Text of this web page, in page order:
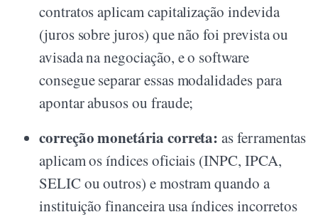
contratos aplicam capitalização indevida
(juros sobre juros) que não foi prevista ou
avisada na negociação, e o software
consegue separar essas modalidades para
apontar abusos ou fraude;
correção monetária correta: as ferramentas
aplicam os índices oficiais (INPC, IPCA,
SELIC ou outros) e mostram quando a
instituição financeira usa índices incorretos